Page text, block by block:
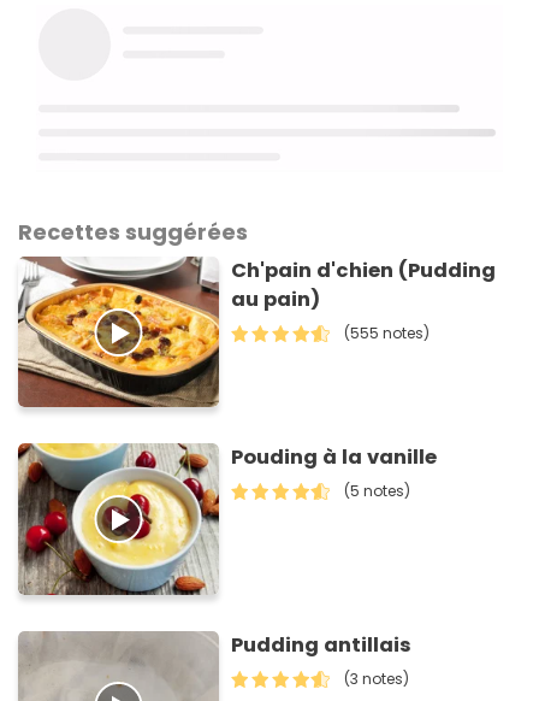
Recettes suggérées
Ch'pain d'chien (Pudding
au pain)
(555 notes)
Pouding à la vanille
(5 notes)
Pudding antillais
(3 notes)